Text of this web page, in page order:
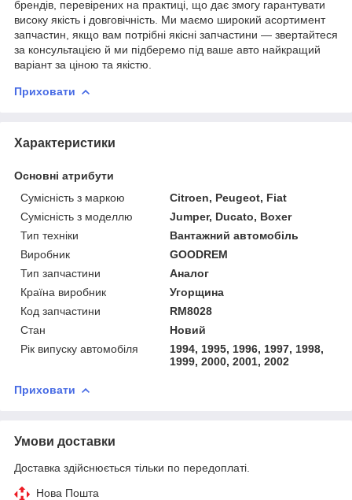
брендів, перевірених на практиці, що дає змогу гарантувати
високу якість і довговічність. Ми маємо широкий асортимент
запчастин, якщо вам потрібні якісні запчастини — звертайтеся
за консультацією й ми підберемо під ваше авто найкращий
варіант за ціною та якістю.
Приховати
Характеристики
Основні атрибути
Сумісність з маркою
Citroen, Peugeot, Fiat
Сумісність з моделлю
Jumper, Ducato, Boxer
Тип техніки
Вантажний автомобіль
Виробник
GOODREM
Тип запчастини
Аналог
Країна виробник
Угорщина
Код запчастини
RM8028
Стан
Новий
Рік випуску автомобіля
1994, 1995, 1996, 1997, 1998,
1999, 2000, 2001, 2002
Приховати
Умови доставки
Доставка здійснюється тільки по передоплаті.
Нова Пошта